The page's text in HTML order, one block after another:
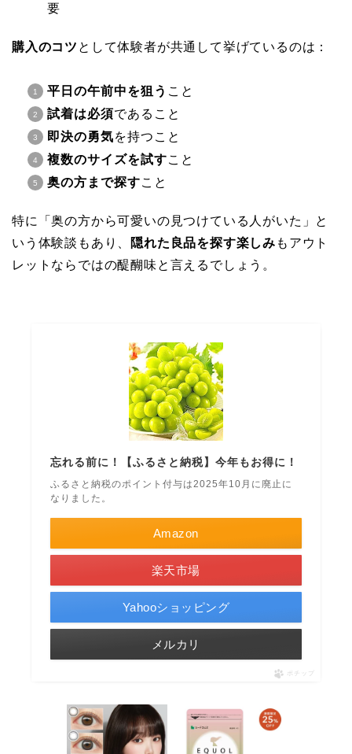
要
購入のコツ として体験者が共通して挙げているのは：
平日の午前中を狙う こと
試着は必須であること
即決の勇気を持つこと
複数のサイズを試すこと
奥の方まで探すこと
特に「奥の方から可愛いの見つけている人がいた」と
いう体験談もあり、
隠れた良品を探す楽しみ もアウト
レットならではの醍醐味と言えるでしょう。
忘れる前に！【ふるさと納税】今年もお得に！
ふるさと納税のポイント付与は2025年10月に廃止に
なりました。
Amazon
楽天市場
Yahooショッピング
メルカリ
ポチップ